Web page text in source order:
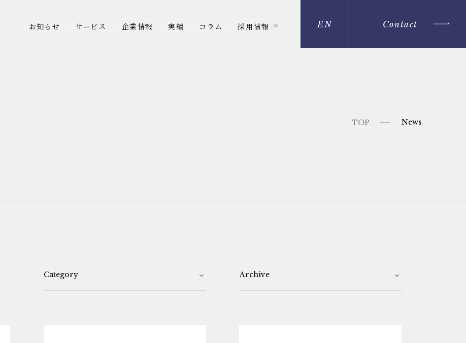
お知らせ サービス 企業情報 実績 コラム 採用情報 EN Contact
TOP News